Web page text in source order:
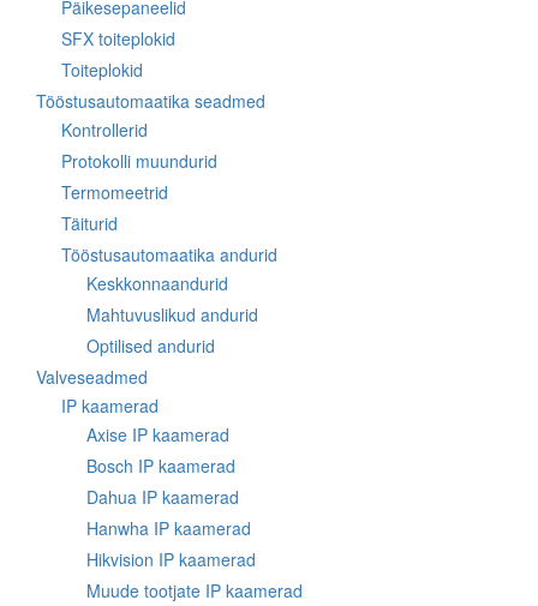
Päikesepaneelid
SFX toiteplokid
Toiteplokid
Tööstusautomaatika seadmed
Kontrollerid
Protokolli muundurid
Termomeetrid
Täiturid
Tööstusautomaatika andurid
Keskkonnaandurid
Mahtuvuslikud andurid
Optilised andurid
Valveseadmed
IP kaamerad
Axise IP kaamerad
Bosch IP kaamerad
Dahua IP kaamerad
Hanwha IP kaamerad
Hikvision IP kaamerad
Muude tootjate IP kaamerad